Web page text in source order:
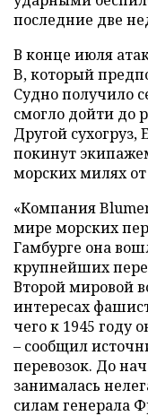
последние две
В конце июля
B, который
Судно получило
смогло дойти до
Другой сухогруз,
покинут
морских милях
«Компания
мире морских
Гамбурге она
крупнейших
Второй мировой
интересах
чего к 1945 году
– сообщил
перевозок. До
занималась
силам генерала